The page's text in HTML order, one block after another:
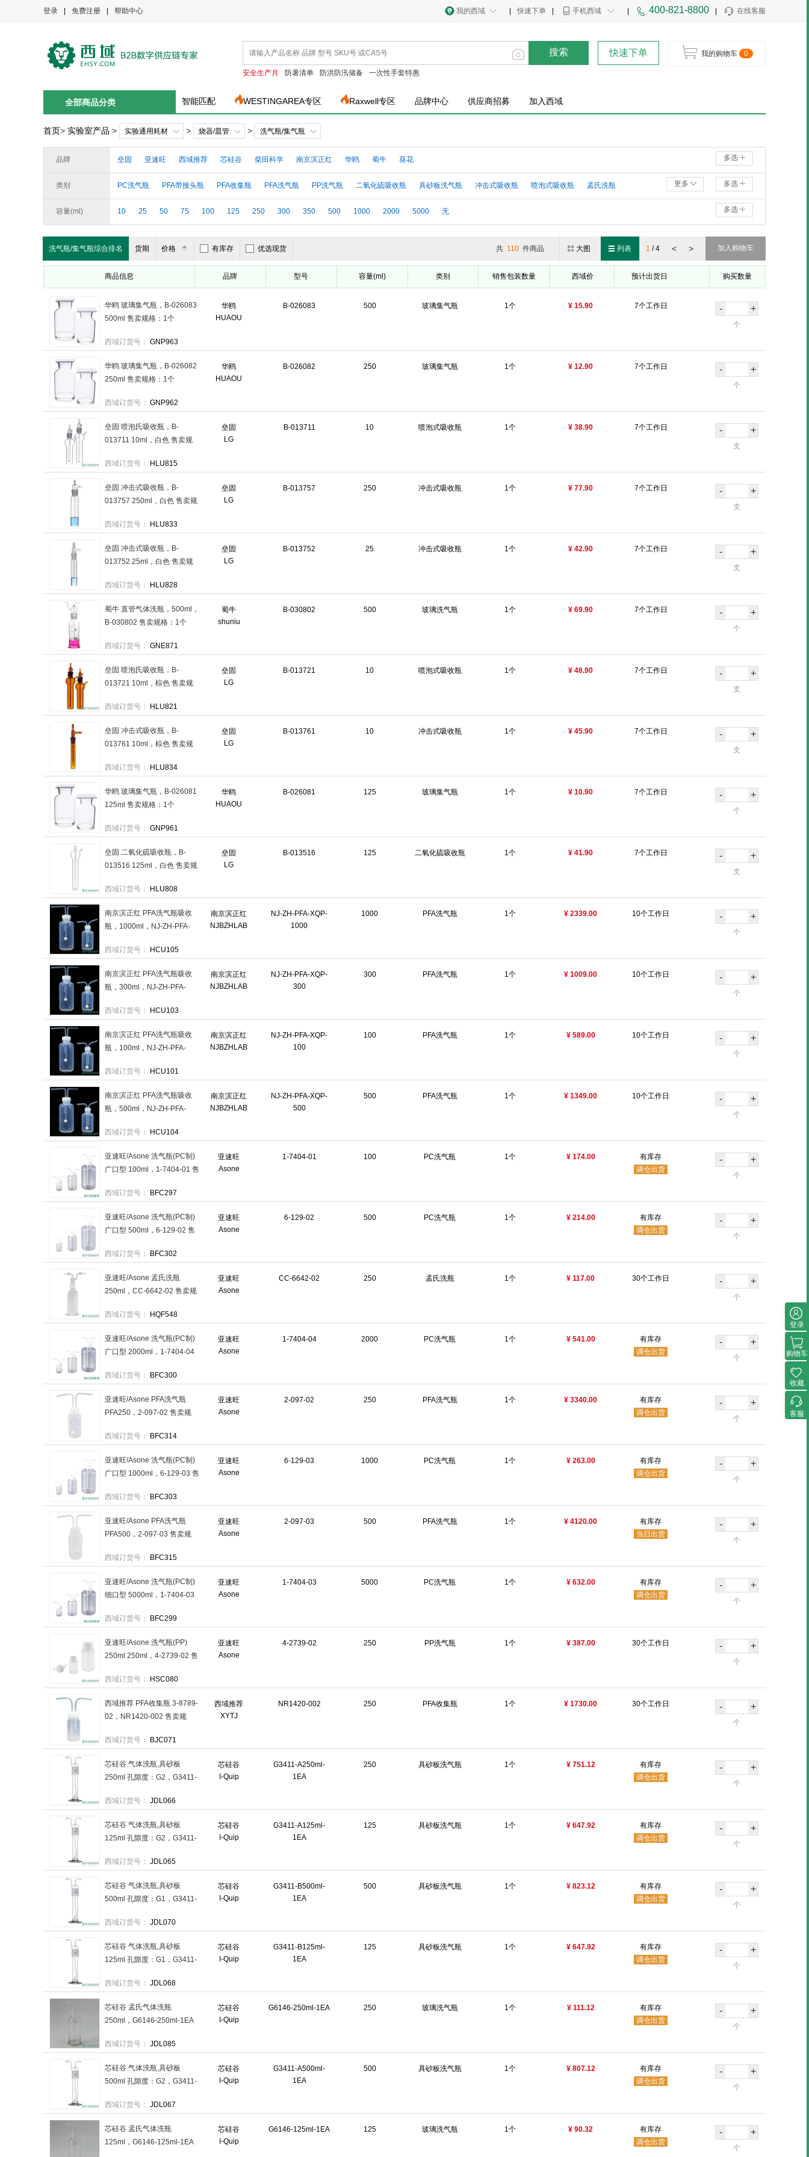
登录 免费注册 帮助中心 在线客服
400-821-8800
手机西域
快速下单
我的西域
搜索
安全生产月 防暑清单 防洪防汛储备 一次性手套特惠
快速下单 我的购物车 0
全部商品分类 智能匹配 WESTINGAREA专区 Raxwell专区 品牌中心 供应商招募 加入西域
首页> 实验室产品 > 实验通用耗材 > 烧器/皿管 > 洗气瓶/集气瓶
品牌 垒固 亚速旺 西域推荐 芯硅谷 柴田科学 南京滨正红 华鸥 蜀牛 葵花 多选
类别 PC洗气瓶 PFA带接头瓶 PFA收集瓶 PFA洗气瓶 PP洗气瓶 二氧化硫吸收瓶 具砂板洗气瓶 冲击式吸收瓶 喷泡式吸收瓶 孟氏洗瓶
洗气瓶头子 玻璃洗气瓶 玻璃集气瓶
多选
更多
容量(ml) 10 25 50 75 100 125 250 300 350 500 1000 2000 5000 无 多选
洗气瓶/集气瓶综合排名 货期 价格 有库存 优选现货 加入购物车
< >
1 / 4
大图 列表
共 110 件商品
商品信息 品牌 型号 容量(ml) 类别 销售包装数量 西域价 预计出货日 购买数量
华鸥
HUAOU
B-026083 500 玻璃集气瓶 1个 ¥ 15.90 7个工作日
华鸥 玻璃集气瓶，B-026083
500ml 售卖规格：1个
西域订货号： GNP963
- +
个
华鸥
HUAOU
B-026082 250 玻璃集气瓶 1个 ¥ 12.90 7个工作日
华鸥 玻璃集气瓶，B-026082
250ml 售卖规格：1个
西域订货号： GNP962
- +
个
垒固
LG
B-013711 10 喷泡式吸收瓶 1个 ¥ 38.90 7个工作日
垒固 喷泡氏吸收瓶，B-
013711 10ml，白色 售卖规
西域订货号：
HLU815
- +
支
垒固
LG
B-013757 250 冲击式吸收瓶 1个 ¥ 77.90 7个工作日
垒固 冲击式吸收瓶，B-
013757 250ml，白色 售卖规
西域订货号：
HLU833
- +
支
垒固
LG
B-013752 25 冲击式吸收瓶 1个 ¥ 42.90 7个工作日
垒固 冲击式吸收瓶，B-
013752 25ml，白色 售卖规
西域订货号：
HLU828
- +
支
蜀牛
shuniu
B-030802 500 玻璃洗气瓶 1个 ¥ 69.90 7个工作日
蜀牛 直管气体洗瓶，500ml，
B-030802 售卖规格：1个
西域订货号： GNE871
- +
个
垒固
LG
B-013721 10 喷泡式吸收瓶 1个 ¥ 48.90 7个工作日
垒固 喷泡氏吸收瓶，B-
013721 10ml，棕色 售卖规
西域订货号：
HLU821
- +
支
垒固
LG
B-013761 10 冲击式吸收瓶 1个 ¥ 45.90 7个工作日
垒固 冲击式吸收瓶，B-
013761 10ml，棕色 售卖规
西域订货号：
HLU834
- +
支
华鸥
HUAOU
B-026081 125 玻璃集气瓶 1个 ¥ 10.90 7个工作日
华鸥 玻璃集气瓶，B-026081
125ml 售卖规格：1个
西域订货号： GNP961
- +
个
垒固
LG
B-013516 125 二氧化硫吸收瓶 1个 ¥ 41.90 7个工作日
垒固 二氧化硫吸收瓶，B-
013516 125ml，白色 售卖规
西域订货号：
HLU808
- +
支
南京滨正红
NJBZHLAB
NJ-ZH-PFA-XQP-
1000
1000 PFA洗气瓶 1个 ¥ 2339.00 10个工作日
南京滨正红 PFA洗气瓶吸收
瓶，1000ml，NJ-ZH-PFA-
西域订货号：
HCU105
- +
个
南京滨正红
NJBZHLAB
NJ-ZH-PFA-XQP-
300
300 PFA洗气瓶 1个 ¥ 1009.00 10个工作日
南京滨正红 PFA洗气瓶吸收
瓶，300ml，NJ-ZH-PFA-
西域订货号：
HCU103
- +
个
南京滨正红
NJBZHLAB
NJ-ZH-PFA-XQP-
100
100 PFA洗气瓶 1个 ¥ 589.00 10个工作日
南京滨正红 PFA洗气瓶吸收
瓶，100ml，NJ-ZH-PFA-
西域订货号：
HCU101
- +
个
南京滨正红
NJBZHLAB
NJ-ZH-PFA-XQP-
500
500 PFA洗气瓶 1个 ¥ 1349.00 10个工作日
南京滨正红 PFA洗气瓶吸收
瓶，500ml，NJ-ZH-PFA-
西域订货号：
HCU104
- +
个
亚速旺
Asone
1-7404-01 100 PC洗气瓶 1个 ¥ 174.00
有库存
调仓出货
亚速旺/Asone 洗气瓶(PC制)
广口型 100ml，1-7404-01 售
西域订货号：
BFC297
- +
个
亚速旺
Asone
6-129-02 500 PC洗气瓶 1个 ¥ 214.00
有库存
调仓出货
亚速旺/Asone 洗气瓶(PC制)
广口型 500ml，6-129-02 售
西域订货号：
BFC302
- +
个
亚速旺
Asone
CC-6642-02 250 孟氏洗瓶 1个 ¥ 117.00 30个工作日
亚速旺/Asone 孟氏洗瓶
250ml，CC-6642-02 售卖规
西域订货号：
HQF548
- +
个
亚速旺
Asone
1-7404-04 2000 PC洗气瓶 1个 ¥ 541.00
有库存
调仓出货
亚速旺/Asone 洗气瓶(PC制)
广口型 2000ml，1-7404-04
西域订货号：
BFC300
- +
个
亚速旺
Asone
2-097-02 250 PFA洗气瓶 1个 ¥ 3340.00
有库存
调仓出货
亚速旺/Asone PFA洗气瓶
PFA250，2-097-02 售卖规
西域订货号：
BFC314
- +
个
亚速旺
Asone
6-129-03 1000 PC洗气瓶 1个 ¥ 263.00
有库存
调仓出货
亚速旺/Asone 洗气瓶(PC制)
广口型 1000ml，6-129-03 售
西域订货号：
BFC303
- +
个
亚速旺
Asone
2-097-03 500 PFA洗气瓶 1个 ¥ 4120.00
有库存
当日出货
亚速旺/Asone PFA洗气瓶
PFA500，2-097-03 售卖规
西域订货号：
BFC315
- +
个
亚速旺
Asone
1-7404-03 5000 PC洗气瓶 1个 ¥ 632.00
有库存
调仓出货
亚速旺/Asone 洗气瓶(PC制)
细口型 5000ml，1-7404-03
西域订货号：
BFC299
- +
个
亚速旺
Asone
4-2739-02 250 PP洗气瓶 1个 ¥ 387.00 30个工作日
亚速旺/Asone 洗气瓶(PP)
250ml 250ml，4-2739-02 售
西域订货号：
HSC080
- +
个
西域推荐
XYTJ
NR1420-002 250 PFA收集瓶 1个 ¥ 1730.00 30个工作日
西域推荐 PFA收集瓶 3-8789-
02，NR1420-002 售卖规
西域订货号：
BJC071
- +
个
芯硅谷
I-Quip
G3411-A250ml-
1EA
250 具砂板洗气瓶 1个 ¥ 751.12
有库存
调仓出货
芯硅谷 气体洗瓶,具砂板
250ml 孔隙度：G2，G3411-
西域订货号： JDL066
- +
个
芯硅谷
I-Quip
G3411-A125ml-
1EA
125 具砂板洗气瓶 1个 ¥ 647.92
有库存
调仓出货
芯硅谷 气体洗瓶,具砂板
125ml 孔隙度：G2，G3411-
西域订货号： JDL065
- +
个
芯硅谷
I-Quip
G3411-B500ml-
1EA
500 具砂板洗气瓶 1个 ¥ 823.12
有库存
调仓出货
芯硅谷 气体洗瓶,具砂板
500ml 孔隙度：G1，G3411-
西域订货号： JDL070
- +
个
芯硅谷
I-Quip
G3411-B125ml-
1EA
125 具砂板洗气瓶 1个 ¥ 647.92
有库存
调仓出货
芯硅谷 气体洗瓶,具砂板
125ml 孔隙度：G1，G3411-
西域订货号： JDL068
- +
个
芯硅谷
I-Quip
G6146-250ml-1EA 250 玻璃洗气瓶 1个 ¥ 111.12
有库存
调仓出货
芯硅谷 孟氏气体洗瓶
250ml，G6146-250ml-1EA
西域订货号： JDL085
- +
个
芯硅谷
I-Quip
G3411-A500ml-
1EA
500 具砂板洗气瓶 1个 ¥ 807.12
有库存
调仓出货
芯硅谷 气体洗瓶,具砂板
500ml 孔隙度：G2，G3411-
西域订货号： JDL067
- +
个
芯硅谷
I-Quip
G6146-125ml-1EA 125 玻璃洗气瓶 1个 ¥ 90.32
有库存
调仓出货
芯硅谷 孟氏气体洗瓶
125ml，G6146-125ml-1EA
- +
个
登录
购物车
收藏
客服